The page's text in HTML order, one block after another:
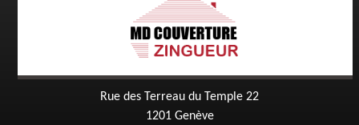
Rue des Terreau du Temple 22
1201 Genève